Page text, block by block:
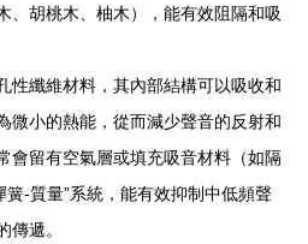
、胡桃木、柚木），能有效阻隔和吸
性纖維材料，其內部結構可以吸收和
微小的熱能，從而減少聲音的反射和
會留有空氣層或填充吸音材料（如隔
-質量”系統，能有效抑制中低頻聲
傳遞。